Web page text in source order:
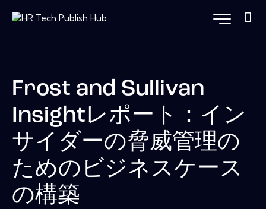
Frost and Sullivan
Insightレポート：イン
サイダーの脅威管理の
ためのビジネスケース
の構築